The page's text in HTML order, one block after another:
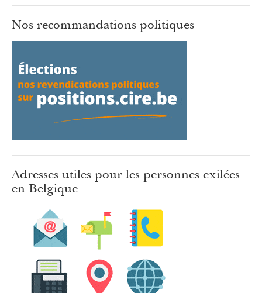
Nos recommandations politiques
Adresses utiles pour les personnes exilées
en Belgique